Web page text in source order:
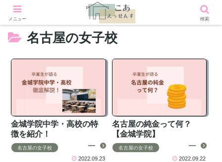
名古屋の女子校
金城学院中学・高校の特
徴を紹介！
名古屋の女子校
2022.09.23
名古屋の純金って何？
【金城学院】
名古屋の女子校
2022.09.22
メニュー 検索